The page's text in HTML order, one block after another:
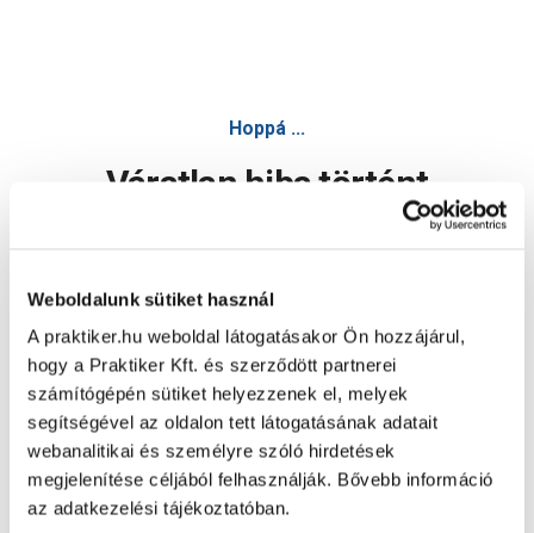
Weboldalunk sütiket használ
A praktiker.hu weboldal látogatásakor Ön hozzájárul,
hogy a Praktiker Kft. és szerződött partnerei
számítógépén sütiket helyezzenek el, melyek
segítségével az oldalon tett látogatásának adatait
webanalitikai és személyre szóló hirdetések
megjelenítése céljából felhasználják. Bővebb információ
az adatkezelési tájékoztatóban.
Hoppá ...
Váratlan hiba történt
Oldal újratöltése